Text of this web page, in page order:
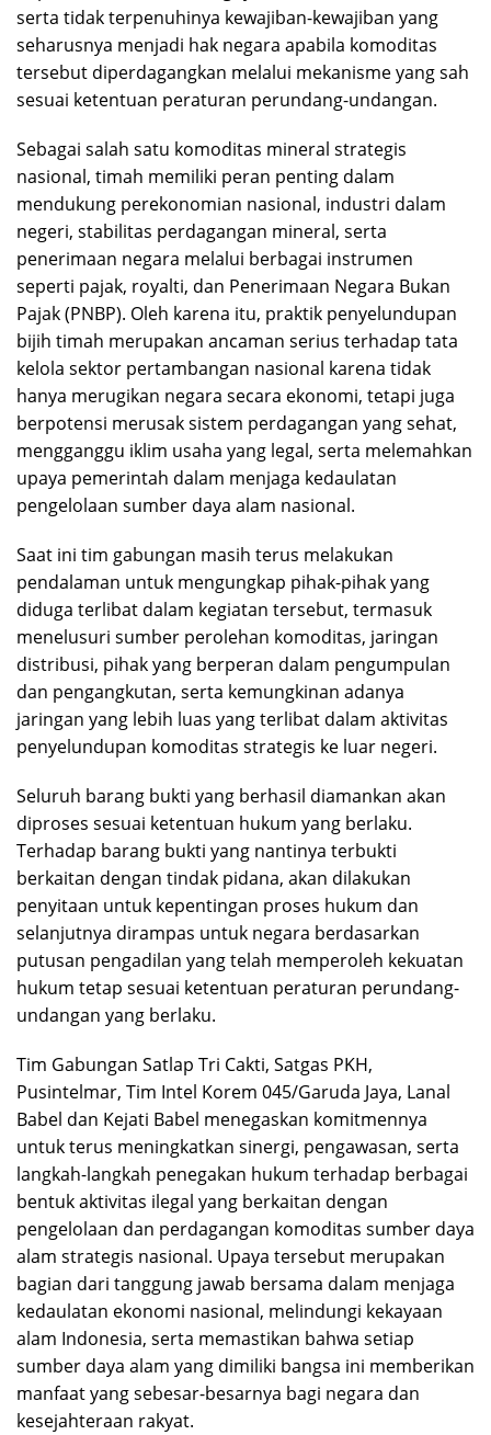
serta tidak terpenuhinya kewajiban-kewajiban yang
seharusnya menjadi hak negara apabila komoditas
tersebut diperdagangkan melalui mekanisme yang sah
sesuai ketentuan peraturan perundang-undangan.
Sebagai salah satu komoditas mineral strategis
nasional, timah memiliki peran penting dalam
mendukung perekonomian nasional, industri dalam
negeri, stabilitas perdagangan mineral, serta
penerimaan negara melalui berbagai instrumen
seperti pajak, royalti, dan Penerimaan Negara Bukan
Pajak (PNBP). Oleh karena itu, praktik penyelundupan
bijih timah merupakan ancaman serius terhadap tata
kelola sektor pertambangan nasional karena tidak
hanya merugikan negara secara ekonomi, tetapi juga
berpotensi merusak sistem perdagangan yang sehat,
mengganggu iklim usaha yang legal, serta melemahkan
upaya pemerintah dalam menjaga kedaulatan
pengelolaan sumber daya alam nasional.
Saat ini tim gabungan masih terus melakukan
pendalaman untuk mengungkap pihak-pihak yang
diduga terlibat dalam kegiatan tersebut, termasuk
menelusuri sumber perolehan komoditas, jaringan
distribusi, pihak yang berperan dalam pengumpulan
dan pengangkutan, serta kemungkinan adanya
jaringan yang lebih luas yang terlibat dalam aktivitas
penyelundupan komoditas strategis ke luar negeri.
Seluruh barang bukti yang berhasil diamankan akan
diproses sesuai ketentuan hukum yang berlaku.
Terhadap barang bukti yang nantinya terbukti
berkaitan dengan tindak pidana, akan dilakukan
penyitaan untuk kepentingan proses hukum dan
selanjutnya dirampas untuk negara berdasarkan
putusan pengadilan yang telah memperoleh kekuatan
hukum tetap sesuai ketentuan peraturan perundang-
undangan yang berlaku.
Tim Gabungan Satlap Tri Cakti, Satgas PKH,
Pusintelmar, Tim Intel Korem 045/Garuda Jaya, Lanal
Babel dan Kejati Babel menegaskan komitmennya
untuk terus meningkatkan sinergi, pengawasan, serta
langkah-langkah penegakan hukum terhadap berbagai
bentuk aktivitas ilegal yang berkaitan dengan
pengelolaan dan perdagangan komoditas sumber daya
alam strategis nasional. Upaya tersebut merupakan
bagian dari tanggung jawab bersama dalam menjaga
kedaulatan ekonomi nasional, melindungi kekayaan
alam Indonesia, serta memastikan bahwa setiap
sumber daya alam yang dimiliki bangsa ini memberikan
manfaat yang sebesar-besarnya bagi negara dan
kesejahteraan rakyat.